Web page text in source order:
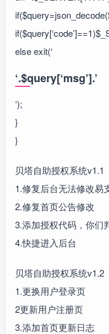
else exit(‘
‘.$query[‘msg’].’
‘);
}
}
贝塔自助授权系统v1.1
1.修复后台无法修改易
2.修复首页公告修改
3.添加授权代码，你们
4.快捷进入后台
贝塔自助授权系统v1.2
1.更换用户登录页
2更新用户注册页
3.添加首页更新日志